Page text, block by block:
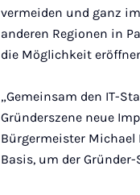
vermeiden und ganz
anderen Regionen in
die Möglichkeit
„Gemeinsam den IT-
Gründerszene neue
Bürgermeister Michael
Basis, um der